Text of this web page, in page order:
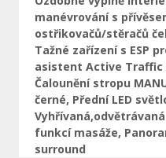
manévrování s
ostřikovačů/stěračů
Tažné zařízení s ESP
asistent Active Traffic
Čalounění stropu
černé, Přední LED
funkcí masáže,
surround